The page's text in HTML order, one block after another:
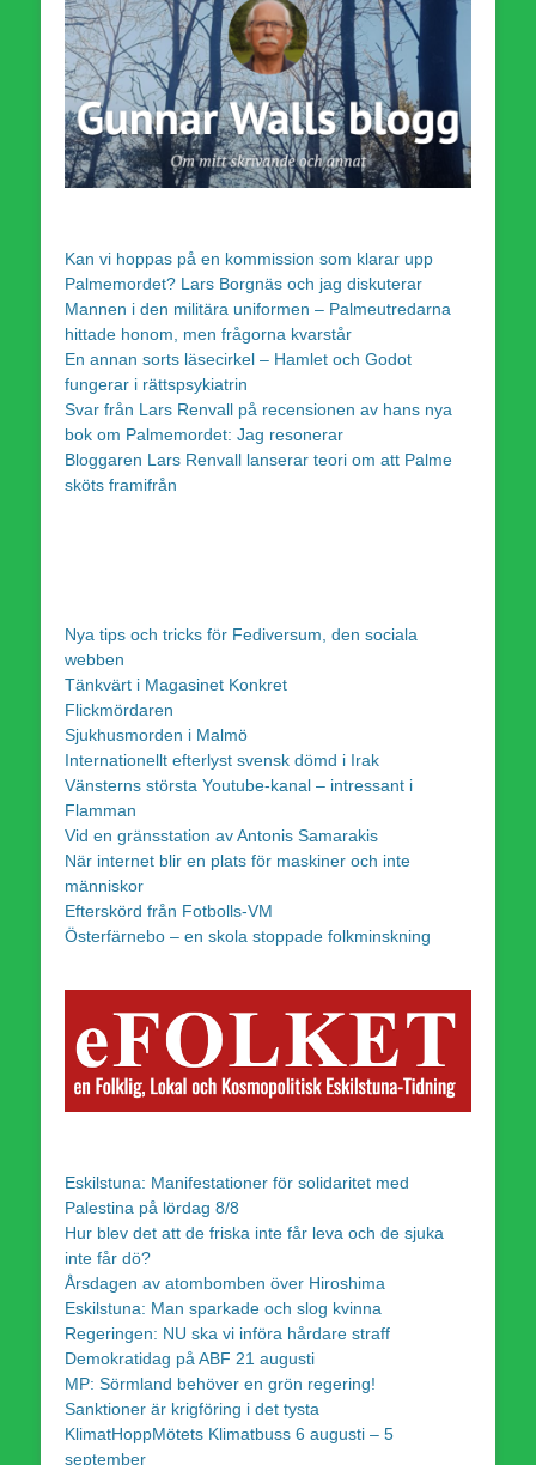
Kan vi hoppas på en kommission som klarar upp
Palmemordet? Lars Borgnäs och jag diskuterar
Mannen i den militära uniformen – Palmeutredarna
hittade honom, men frågorna kvarstår
En annan sorts läsecirkel – Hamlet och Godot
fungerar i rättspsykiatrin
Svar från Lars Renvall på recensionen av hans nya
bok om Palmemordet: Jag resonerar
Bloggaren Lars Renvall lanserar teori om att Palme
sköts framifrån
Nya tips och tricks för Fediversum, den sociala
webben
Tänkvärt i Magasinet Konkret
Flickmördaren
Sjukhusmorden i Malmö
Internationellt efterlyst svensk dömd i Irak
Vänsterns största Youtube-kanal – intressant i
Flamman
Vid en gränsstation av Antonis Samarakis
När internet blir en plats för maskiner och inte
människor
Efterskörd från Fotbolls-VM
Österfärnebo – en skola stoppade folkminskning
Eskilstuna: Manifestationer för solidaritet med
Palestina på lördag 8/8
Hur blev det att de friska inte får leva och de sjuka
inte får dö?
Årsdagen av atombomben över Hiroshima
Eskilstuna: Man sparkade och slog kvinna
Regeringen: NU ska vi införa hårdare straff
Demokratidag på ABF 21 augusti
MP: Sörmland behöver en grön regering!
Sanktioner är krigföring i det tysta
KlimatHoppMötets Klimatbuss 6 augusti – 5
september